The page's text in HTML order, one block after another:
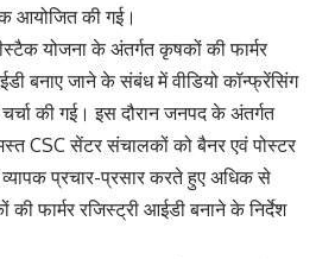
आयोजित की गई।
योजना के अंतर्गत कृषकों की फार्मर
बनाए जाने के संबंध में वीडियो कॉन्फ्रेंसिंग
की गई। इस दौरान जनपद के अंतर्गत
CSC सेंटर संचालकों को बैनर एवं पोस्टर
प्रचार-प्रसार करते हुए अधिक से
फार्मर रजिस्ट्री आईडी बनाने के निर्देश